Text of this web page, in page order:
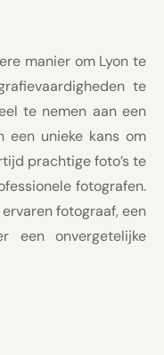
manier om Lyon te
te
te nemen aan een
een unieke kans om
prachtige foto’s te
fotografen.
fotograaf, een
een onvergetelijke